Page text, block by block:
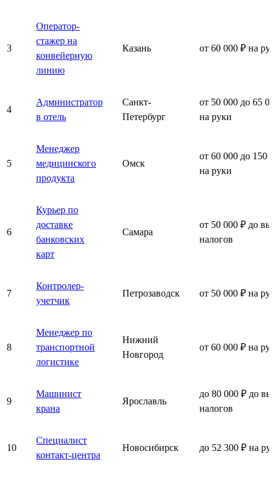
3
Оператор-
стажер на
конвейерную
линию
Казань от 60 000 ₽ на
4
Администратор
в отель
Санкт-
Петербург
от 50 000 до 65
на руки
5
Менеджер
медицинского
продукта
Омск
от 60 000 до 150
на руки
6
Курьер по
доставке
банковских
карт
Самара
от 50 000 ₽ до
налогов
7
Контролер-
учетчик
Петрозаводск от 50 000 ₽ на
8
Менеджер по
транспортной
логистике
Нижний
Новгород
от 60 000 ₽ на
9
Машинист
крана
Ярославль
до 80 000 ₽ до
налогов
10
Специалист
контакт-центра
Новосибирск до 52 300 ₽ на